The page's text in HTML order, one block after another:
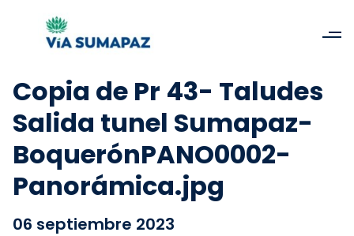
Copia de Pr 43- Taludes
Salida tunel Sumapaz-
BoquerónPANO0002-
Panorámica.jpg
06 septiembre 2023